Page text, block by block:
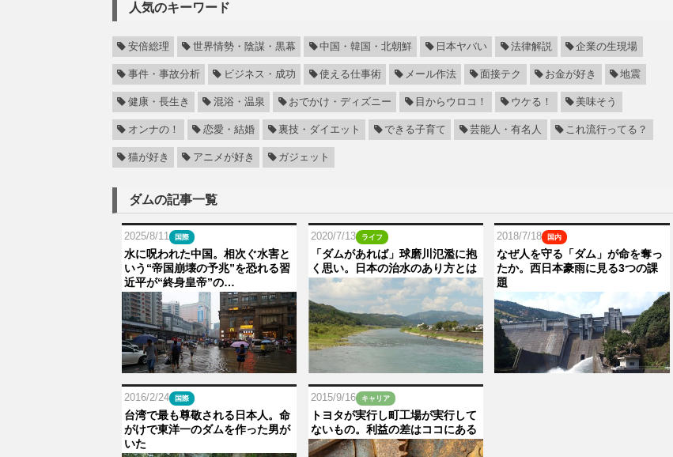
人気のキーワード
安倍総理 世界情勢・陰謀・黒幕 中国・韓国・北朝鮮 日本ヤバい 法律解説 企業の生現場
事件・事故分析 ビジネス・成功 使える仕事術 メール作法 面接テク お金が好き 地震
健康・長生き 混浴・温泉 おでかけ・ディズニー 目からウロコ！ ウケる！ 美味そう
オンナの！ 恋愛・結婚 裏技・ダイエット できる子育て 芸能人・有名人 これ流行ってる？
猫が好き アニメが好き ガジェット
ダムの記事一覧
2025/8/11 国際
水に呪われた中国。相次ぐ水害と
いう“帝国崩壊の予兆”を恐れる習
近平が“終身皇帝”の…
2020/7/13 ライフ
「ダムがあれば」球磨川氾濫に抱
く思い。日本の治水のあり方とは
2018/7/18 国内
なぜ人を守る「ダム」が命を奪っ
たか。西日本豪雨に見る3つの課
題
2016/2/24 国際
台湾で最も尊敬される日本人。命
がけで東洋一のダムを作った男が
いた
2015/9/16 キャリア
トヨタが実行し町工場が実行して
ないもの。利益の差はココにある